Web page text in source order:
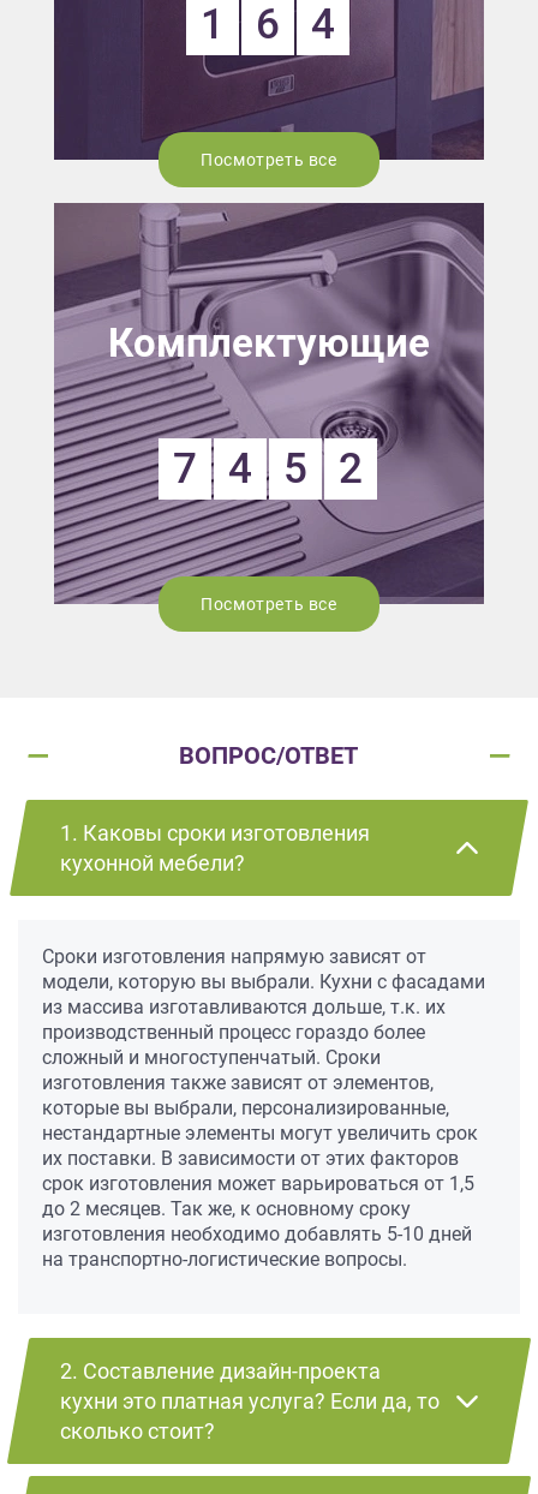
1 6 4
Посмотреть все
Комплектующие
7 4 5 2
Посмотреть все
ВОПРОС/ОТВЕТ
1. Каковы сроки изготовления
кухонной мебели?
Сроки изготовления напрямую зависят от
модели, которую вы выбрали. Кухни с фасадами
из массива изготавливаются дольше, т.к. их
производственный процесс гораздо более
сложный и многоступенчатый. Сроки
изготовления также зависят от элементов,
которые вы выбрали, персонализированные,
нестандартные элементы могут увеличить срок
их поставки. В зависимости от этих факторов
срок изготовления может варьироваться от 1,5
до 2 месяцев. Так же, к основному сроку
изготовления необходимо добавлять 5-10 дней
на транспортно-логистические вопросы.
2. Составление дизайн-проекта
кухни это платная услуга? Если да, то
сколько стоит?